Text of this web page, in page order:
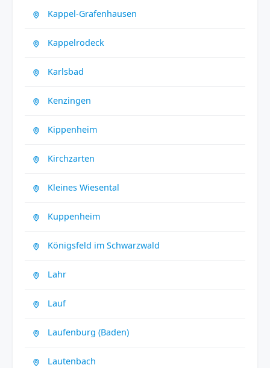
Kappel-Grafenhausen
Kappelrodeck
Karlsbad
Kenzingen
Kippenheim
Kirchzarten
Kleines Wiesental
Kuppenheim
Königsfeld im Schwarzwald
Lahr
Lauf
Laufenburg (Baden)
Lautenbach